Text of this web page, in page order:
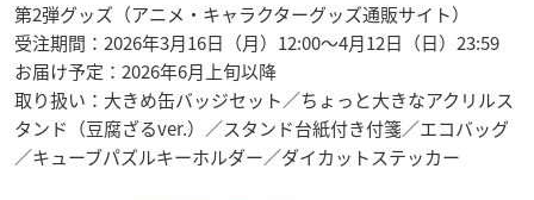
第2弾グッズ（アニメ・キャラクターグッズ通販サイト）
受注期間：2026年3月16日（月）12:00〜4月12日（日）23:59
お届け予定：2026年6月上旬以降
取り扱い：大きめ缶バッジセット／ちょっと大きなアクリルス
タンド（豆腐ざるver.）／スタンド台紙付き付箋／エコバッグ
／キューブパズルキーホルダー／ダイカットステッカー